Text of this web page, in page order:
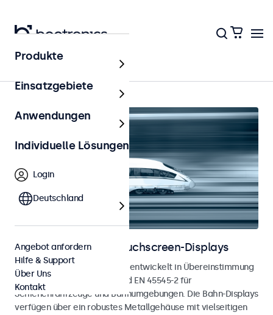
Startseite
Bahnmonitore und Touchscreen-Displays
Monitore und Touchscreens, entwickelt in Übereinstimmung
mit den Normen EN 50155 und EN 45545-2 für
Schienenfahrzeuge und Bahnumgebungen. Die Bahn-Displays
verfügen über ein robustes Metallgehäuse mit vielseitigen
Produkte
Einsatzgebiete
Anwendungen
Individuelle Lösungen
Login
Deutschland
Angebot anfordern
Hilfe & Support
Über Uns
Kontakt